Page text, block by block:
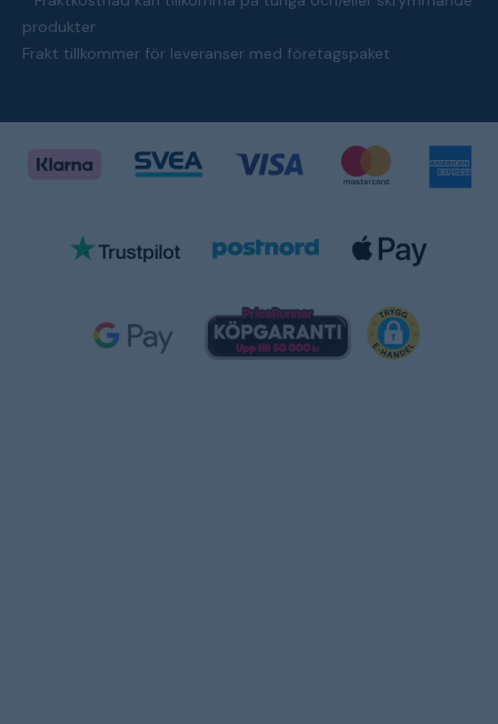
produkter
Frakt tillkommer för leveranser med företagspaket